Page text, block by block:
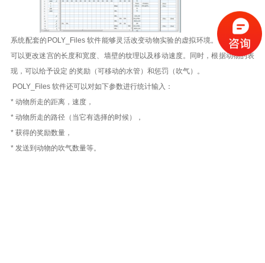
系统配套的POLY_Files 软件能够灵活改变动物实验的虚拟环境。例如，我们
可以更改迷宫的长度和宽度、墙壁的纹理以及移动速度。同时，根据动物的表
现，可以给予设定 的奖励（可移动的水管）和惩罚（吹气）。
POLY_Files 软件还可以对如下参数进行统计输入：
* 动物所走的距离，速度，
* 动物所走的路径（当它有选择的时候），
* 获得的奖励数量，
* 发送到动物的吹气数量等。